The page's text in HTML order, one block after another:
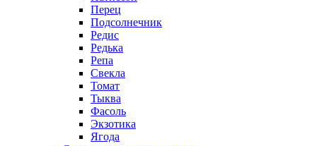
Перец
Подсолнечник
Редис
Редька
Репа
Свекла
Томат
Тыква
Фасоль
Экзотика
Ягода